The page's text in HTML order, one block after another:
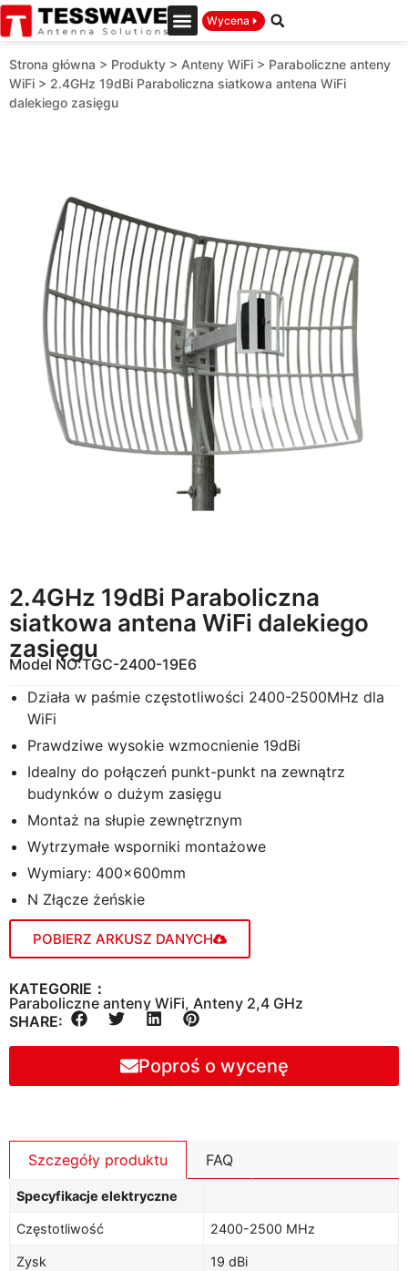
Wycena
Strona główna > Produkty > Anteny WiFi > Paraboliczne anteny
WiFi > 2.4GHz 19dBi Paraboliczna siatkowa antena WiFi
dalekiego zasięgu
2.4GHz 19dBi Paraboliczna
siatkowa antena WiFi dalekiego
zasięgu
Model NO:TGC-2400-19E6
Działa w paśmie częstotliwości 2400-2500MHz dla
WiFi
Prawdziwe wysokie wzmocnienie 19dBi
Idealny do połączeń punkt-punkt na zewnątrz
budynków o dużym zasięgu
Montaż na słupie zewnętrznym
Wytrzymałe wsporniki montażowe
Wymiary: 400×600mm
N Złącze żeńskie
POBIERZ ARKUSZ DANYCH
KATEGORIE：
Paraboliczne anteny WiFi, Anteny 2,4 GHz
SHARE:
Poproś o wycenę
Szczegóły produktu FAQ
Specyfikacje elektryczne
Częstotliwość 2400-2500 MHz
Zysk 19 dBi